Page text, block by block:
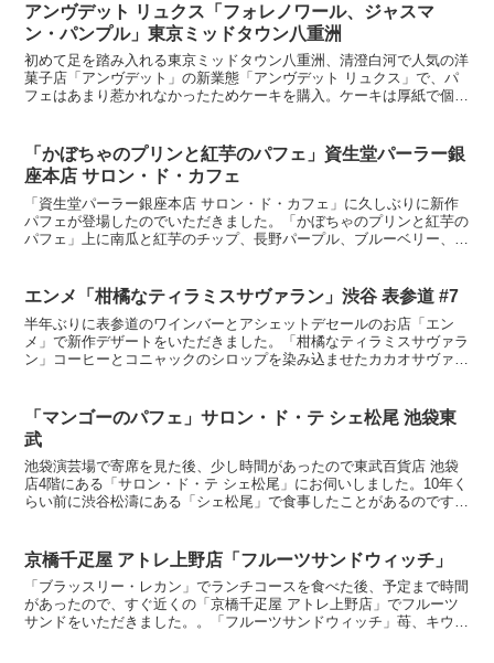
アンヴデット リュクス「フォレノワール、ジャスマ
ン・パンプル」東京ミッドタウン八重洲
初めて足を踏み入れる東京ミッドタウン八重洲、清澄白河で人気の洋
菓子店「アンヴデット」の新業態「アンヴデット リュクス」で、パ
フェはあまり惹かれなかったためケーキを購入。ケーキは厚紙で個包
「かぼちゃのプリンと紅芋のパフェ」資生堂パーラー銀
座本店 サロン・ド・カフェ
「資生堂パーラー銀座本店 サロン・ド・カフェ」に久しぶりに新作
パフェが登場したのでいただきました。「かぼちゃのプリンと紅芋の
パフェ」上に南瓜と紅芋のチップ、長野パープル、ブルーベリー、ブ
エンメ「柑橘なティラミスサヴァラン」渋谷 表参道 #7
半年ぶりに表参道のワインバーとアシェットデセールのお店「エン
メ」で新作デザートをいただきました。「柑橘なティラミスサヴァラ
ン」コーヒーとコニャックのシロップを染み込ませたカカオサヴァラ
「マンゴーのパフェ」サロン・ド・テ シェ松尾 池袋東
武
池袋演芸場で寄席を見た後、少し時間があったので東武百貨店 池袋
店4階にある「サロン・ド・テ シェ松尾」にお伺いしました。10年く
らい前に渋谷松濤にある「シェ松尾」で食事したことがあるのです
京橋千疋屋 アトレ上野店「フルーツサンドウィッチ」
「ブラッスリー・レカン」でランチコースを食べた後、予定まで時間
があったので、すぐ近くの「京橋千疋屋 アトレ上野店」でフルーツ
サンドをいただきました。。「フルーツサンドウィッチ」苺、キウ